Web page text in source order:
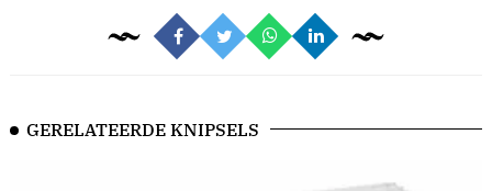
GERELATEERDE KNIPSELS